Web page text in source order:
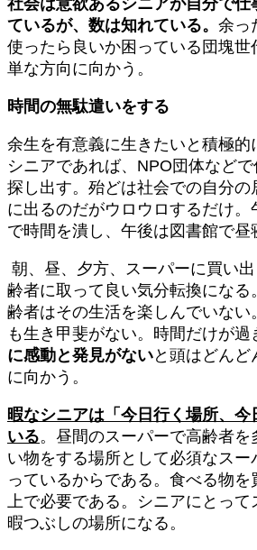
ているが、数は知れている。 余っ
使ったら良いか困っている団塊世
単な方向に向かう。
時間の無駄遣いをする
余生を有意義に生きたいと積極的
シニアであれば、NPO団体など
探し出す。殆どは社会での自分
に出るのだがウロウロするだけ。
で時間を潰し、午後は図書館で昼
朝、昼、夕方、スーパーに買い
齢者に取って良い気分転換になる
齢者はその生活を楽しんでいな
も生き甲斐がない。時間だけが過
に感動と発見がないと頭はどん
に向かう。
暇なシニアは「今日行く場所、
いる。昼間のスーパーで高齢者
い物をする場所として必須なスー
っているからである。食べる物を
上で必要である。シニアにとっ
暇つぶしの場所になる。